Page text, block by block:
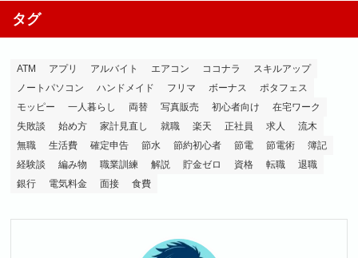
タグ
ATM アプリ アルバイト エアコン ココナラ
スキルアップ
ノートパソコン
ハンドメイド フリマ ボーナス
ポタフェス
モッピー
一人暮らし 両替 写真販売 初心者向け
在宅ワーク
失敗談
始め方 家計見直し 就職 楽天 正社員 求人
流木
無職
生活費 確定申告 節水 節約初心者 節電 節電術
簿記
経験談
編み物 職業訓練 解説 貯金ゼロ 資格 転職
退職
銀行
電気料金 面接 食費